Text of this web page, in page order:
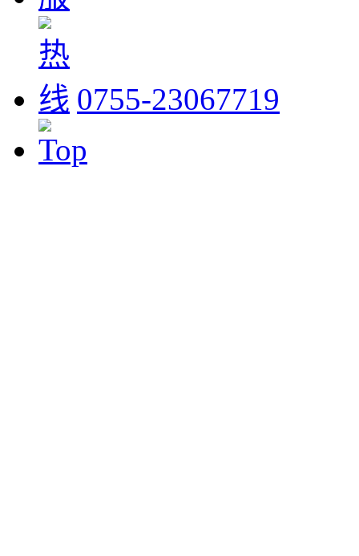
0755-23067719